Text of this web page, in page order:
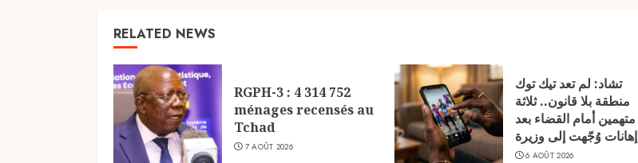
RELATED NEWS
RGPH-3 : 4 314 752
ménages recensés au
Tchad
7 AOÛT 2026
تشاد: لم تعد تيك توك
منطقة بلا قانون.. ثلاثة
متهمين أمام القضاء بعد
إهانات وُجّهت إلى وزيرة
6 AOÛT 2026